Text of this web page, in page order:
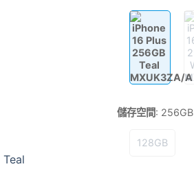
儲存空間: 256GB
128GB